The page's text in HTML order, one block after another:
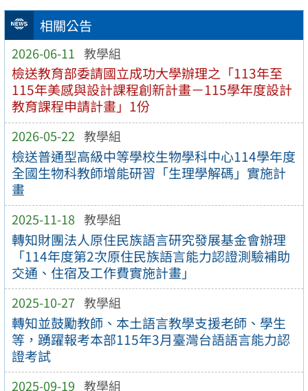
相關公告
2026-06-11 教學組
檢送教育部委請國立成功大學辦理之「113年至
115年美感與設計課程創新計畫－115學年度設計
教育課程申請計畫」1份
2026-05-22 教學組
檢送普通型高級中等學校生物學科中心114學年度
全國生物科教師增能研習「生理學解碼」實施計
畫
2025-11-18 教學組
轉知財團法人原住民族語言研究發展基金會辦理
「114年度第2次原住民族語言能力認證測驗補助
交通、住宿及工作費實施計畫」
2025-10-27 教學組
轉知並鼓勵教師、本土語言教學支援老師、學生
等，踴躍報考本部115年3月臺灣台語語言能力認
證考試
2025-09-19 教學組